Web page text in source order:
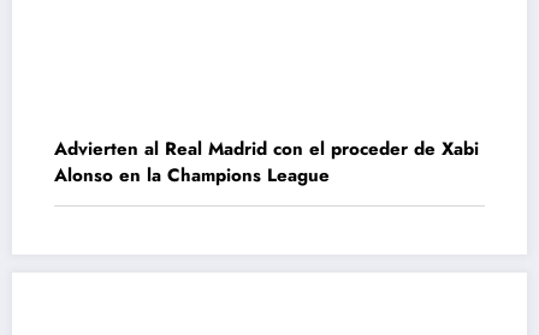
Advierten al Real Madrid con el proceder de Xabi
Alonso en la Champions League